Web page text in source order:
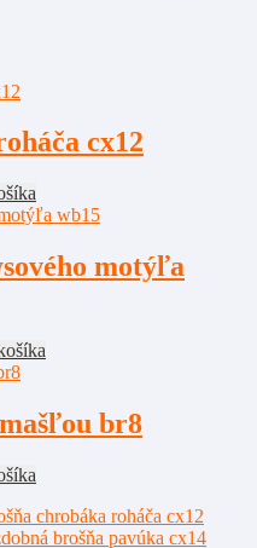
cx12
motýľa
br8
chrobáka roháča cx12
brošňa pavúka cx14